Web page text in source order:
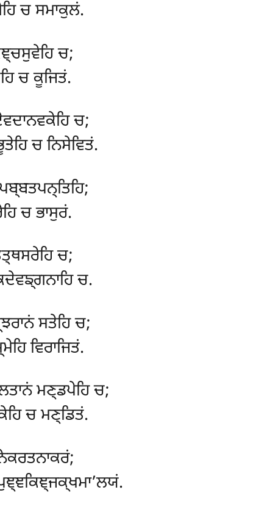
ਚ ਸਮਾਕੁਲਂ.
ਚ;
ਚ ਕੂਜਿਤਂ.
ਚ;
ਚ ਨਿਸੇਵਿਤਂ.
ਚ ਭਾਸੁਰਂ.
ਚ;
ਚ.
ਸਤੇਹਿ ਚ;
ਵਿਰਾਜਿਤਂ.
ਮਣ੍ਡਪੇਹਿ ਚ;
ਚ ਮਣ੍ਡਿਤਂ.